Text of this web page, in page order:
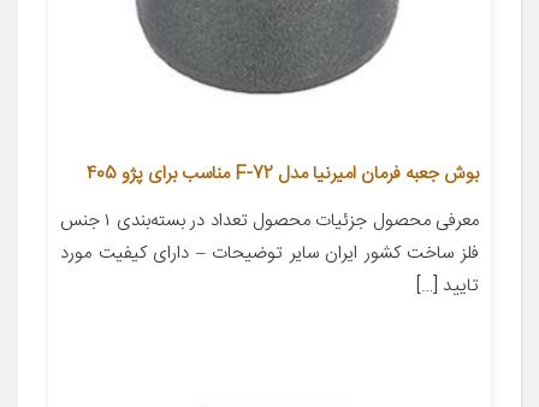
بوش جعبه فرمان امیرنیا مدل F-72 مناسب برای پژو 405
معرفی محصول جزئیات محصول تعداد در بسته‌بندی ۱ جنس
فلز ساخت کشور ایران سایر توضیحات – دارای کیفیت مورد
تایید […]